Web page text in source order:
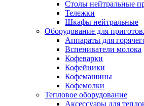
Столы нейтральные
Тележки
Шкафы нейтральные
Оборудование для
Аппараты для
Вспениватели молока
Кофеварки
Кофейники
Кофемашины
Кофемолки
Тепловое оборудование
Аксессуары для